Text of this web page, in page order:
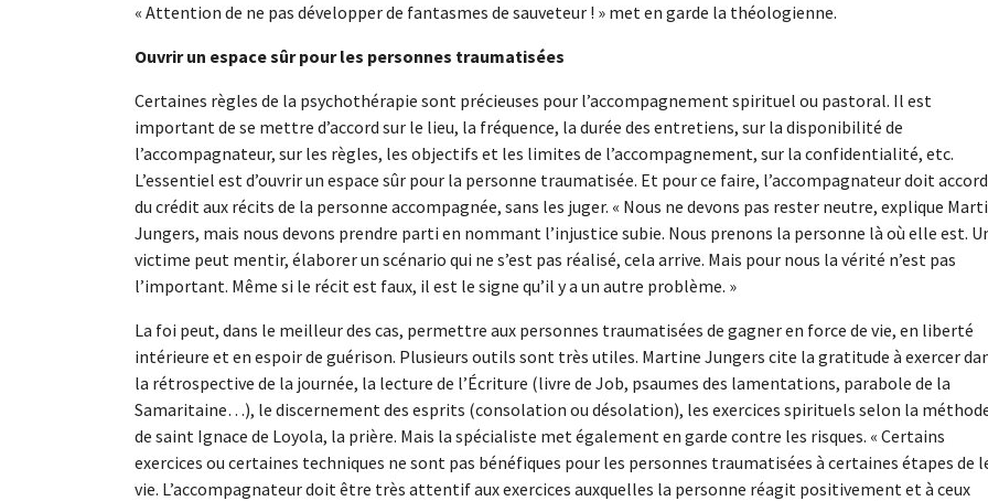
« Attention de ne pas développer de fantasmes de sauveteur ! » met en garde la théologienne.
Ouvrir un espace sûr pour les personnes traumatisées
Certaines règles de la psychothérapie sont précieuses pour l’accompagnement spirituel ou pastoral. Il est
important de se mettre d’accord sur le lieu, la fréquence, la durée des entretiens, sur la disponibilité de
l’accompagnateur, sur les règles, les objectifs et les limites de l’accompagnement, sur la confidentialité, etc.
L’essentiel est d’ouvrir un espace sûr pour la personne traumatisée. Et pour ce faire, l’accompagnateur doit
du crédit aux récits de la personne accompagnée, sans les juger. « Nous ne devons pas rester neutre, explique
Jungers, mais nous devons prendre parti en nommant l’injustice subie. Nous prenons la personne là où elle est.
victime peut mentir, élaborer un scénario qui ne s’est pas réalisé, cela arrive. Mais pour nous la vérité n’est pas
l’important. Même si le récit est faux, il est le signe qu’il y a un autre problème. »
La foi peut, dans le meilleur des cas, permettre aux personnes traumatisées de gagner en force de vie, en liberté
intérieure et en espoir de guérison. Plusieurs outils sont très utiles. Martine Jungers cite la gratitude à exercer
la rétrospective de la journée, la lecture de l’Écriture (livre de Job, psaumes des lamentations, parabole de la
Samaritaine…), le discernement des esprits (consolation ou désolation), les exercices spirituels selon la
de saint Ignace de Loyola, la prière. Mais la spécialiste met également en garde contre les risques. « Certains
exercices ou certaines techniques ne sont pas bénéfiques pour les personnes traumatisées à certaines étapes de
vie. L’accompagnateur doit être très attentif aux exercices auxquelles la personne réagit positivement et à ceux